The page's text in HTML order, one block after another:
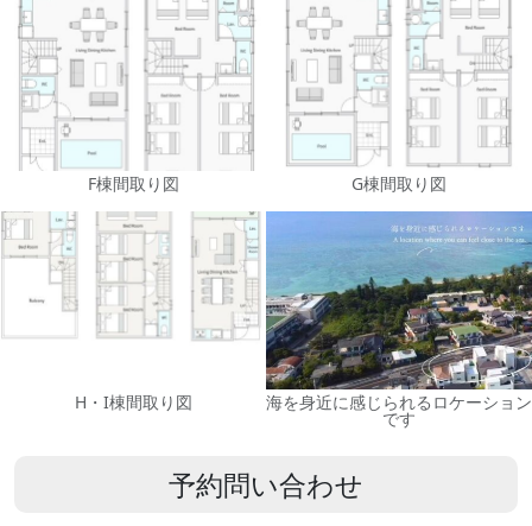
F棟間取り図 G棟間取り図
H・I棟間取り図 海を身近に感じられるロケーション
です
予約問い合わせ